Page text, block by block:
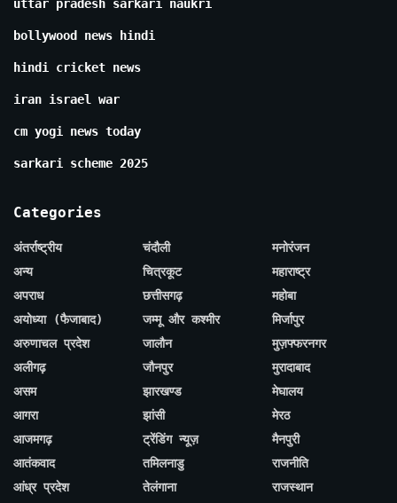
uttar pradesh sarkari naukri
bollywood news hindi
hindi cricket news
iran israel war
cm yogi news today
sarkari scheme 2025
Categories
अंतर्राष्ट्रीय
अन्य
अपराध
अयोध्या (फैजाबाद)
अरुणाचल प्रदेश
अलीगढ़
असम
आगरा
आजमगढ़
आतंकवाद
आंध्र प्रदेश
चंदौली
चित्रकूट
छत्तीसगढ़
जम्मू और कश्मीर
जालौन
जौनपुर
झारखण्ड
झांसी
ट्रेंडिंग न्यूज़
तमिलनाडु
तेलंगाना
मनोरंजन
महाराष्ट्र
महोबा
मिर्जापुर
मुज़फ्फरनगर
मुरादाबाद
मेघालय
मेरठ
मैनपुरी
राजनीति
राजस्थान